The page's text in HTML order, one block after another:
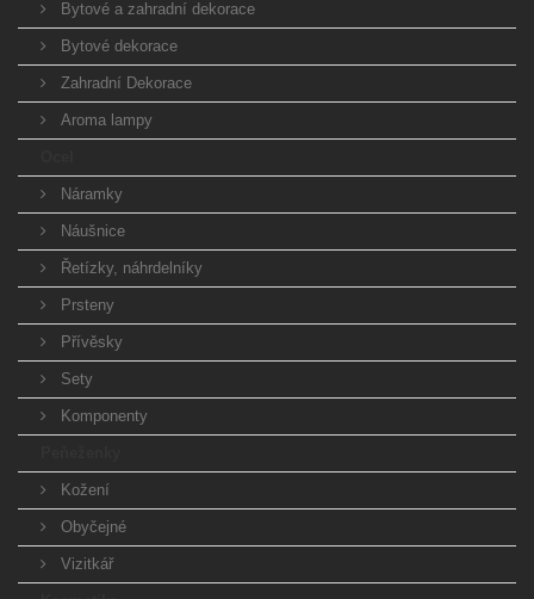
Bytové a zahradní dekorace
Bytové dekorace
Zahradní Dekorace
Aroma lampy
Náramky
Náušnice
Řetízky, náhrdelníky
Prsteny
Přívěsky
Sety
Komponenty
Kožení
Obyčejné
Vizitkář